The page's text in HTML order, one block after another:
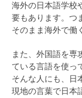
海外の日本語学校
要もあります。つ
そのまま海外で働
また、外国語を専
ている言語を使っ
そんな人にも、日
現地の言葉で日本